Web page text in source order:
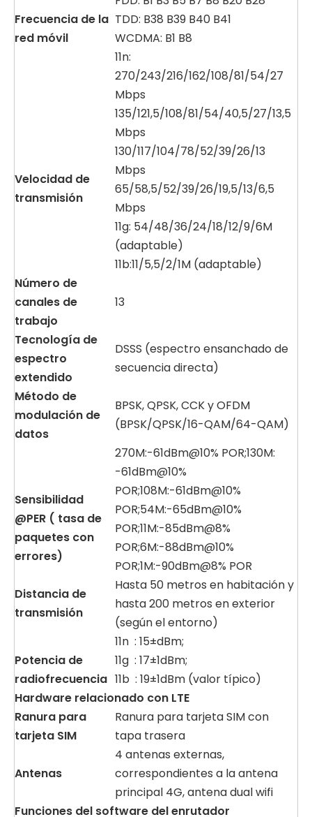
Frecuencia de la
red móvil
TDD: B38 B39 B40 B41
WCDMA: B1 B8
Velocidad de
transmisión
11n:
270/243/216/162/108/81/54/27
Mbps
135/121,5/108/81/54/40,5/27/13,5
Mbps
130/117/104/78/52/39/26/13
Mbps
65/58,5/52/39/26/19,5/13/6,5
Mbps
11g: 54/48/36/24/18/12/9/6M
(adaptable)
11b:11/5,5/2/1M (adaptable)
Número de
canales de
trabajo
13
Tecnología de
espectro
extendido
DSSS (espectro ensanchado de
secuencia directa)
Método de
modulación de
datos
BPSK, QPSK, CCK y OFDM
(BPSK/QPSK/16-QAM/64-QAM)
Sensibilidad
@PER ( tasa de
paquetes con
errores)
270M:-61dBm@10% POR;130M:
-61dBm@10%
POR;108M:-61dBm@10%
POR;54M:-65dBm@10%
POR;11M:-85dBm@8%
POR;6M:-88dBm@10%
POR;1M:-90dBm@8% POR
Distancia de
transmisión
Hasta 50 metros en habitación y
hasta 200 metros en exterior
(según el entorno)
Potencia de
radiofrecuencia
11n : 15±dBm;
11g : 17±1dBm;
11b : 19±1dBm (valor típico)
Hardware relacionado con LTE
Ranura para
tarjeta SIM
Ranura para tarjeta SIM con
tapa trasera
Antenas
4 antenas externas,
correspondientes a la antena
principal 4G, antena dual wifi
Funciones del software del enrutador